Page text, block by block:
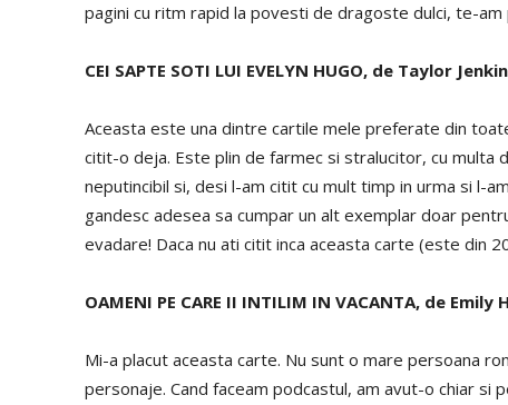
pagini cu ritm rapid la povesti de dragoste dulci, te-am
CEI SAPTE SOTI LUI EVELYN HUGO, de Taylor
Aceasta este una dintre cartile mele preferate din
citit-o deja. Este plin de farmec si stralucitor, cu multa
neputincibil si, desi l-am citit cu mult timp in urma si l-
gandesc adesea sa cumpar un alt exemplar doar
evadare! Daca nu ati citit inca aceasta carte (este din
OAMENI PE CARE II INTILIM IN VACANTA, de Emily
Mi-a placut aceasta carte. Nu sunt o mare persoana
personaje. Cand faceam podcastul, am avut-o chiar